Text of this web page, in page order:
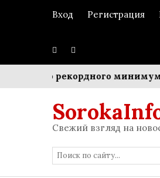
Вход Регистрация
до рекордного минимума
Свежий взгляд на